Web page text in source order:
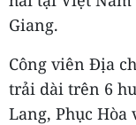
Giang.
Công viên Địa
trải dài trên 6
Lang, Phục